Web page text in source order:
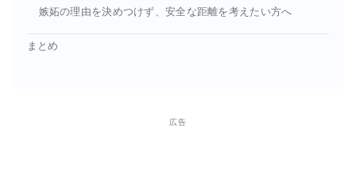
嫉妬の理由を決めつけず、安全な距離を考えたい方へ
まとめ
広告